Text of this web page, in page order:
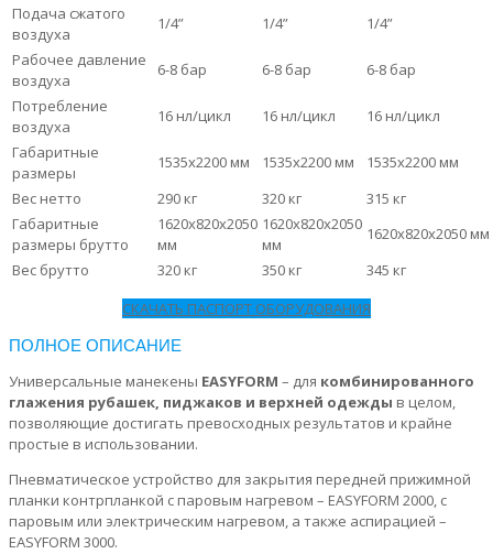
Подача сжатого
воздуха
1/4” 1/4”
1/4”
Рабочее давление
воздуха
6-8 бар 6-8 бар
6-8 бар
Потребление
воздуха
16 нл/цикл 16 нл/цикл
16 нл/цикл
Габаритные
размеры
1535х2200 мм 1535х2200 мм
1535х2200 мм
Вес нетто
290 кг 320 кг
315 кг
Габаритные
размеры брутто
1620х820х2050
мм
1620х820х2050
мм
1620х820х2050 мм
Вес брутто
320 кг 350 кг
345 кг
СКАЧАТЬ ПАСПОРТ ОБОРУДОВАНИЯ
ПОЛНОЕ ОПИСАНИЕ
Универсальные манекены EASYFORM – для комбинированного
глажения рубашек, пиджаков и верхней одежды в целом,
позволяющие достигать превосходных результатов и крайне
простые в использовании.
Пневматическое устройство для закрытия передней прижимной
планки контрпланкой с паровым нагревом – EASYFORM 2000, с
паровым или электрическим нагревом, а также аспирацией –
EASYFORM 3000.